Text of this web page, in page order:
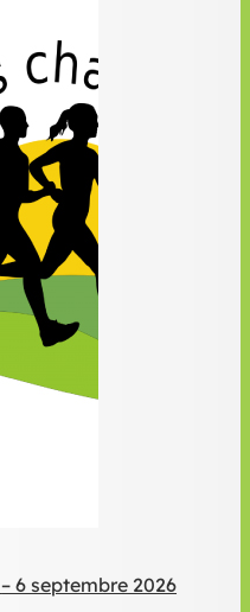
– 6 septembre 2026